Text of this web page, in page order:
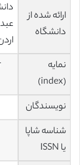
ارائه شده از
دانشگاه
نمایه
(index)
نویسندگان
شناسه شاپا
یا ISSN